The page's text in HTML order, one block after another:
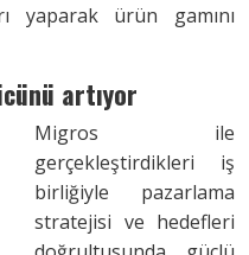
yaparak ürün gamını
artıyor
Migros ile
gerçekleştirdikleri iş
birliğiyle pazarlama
stratejisi ve hedefleri